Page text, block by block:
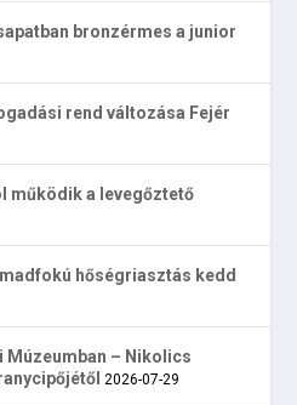
bronzérmes a junior
rend változása Fejér
működik a levegőztető
hőségriasztás kedd
Múzeumban – Nikolics
2026-07-29